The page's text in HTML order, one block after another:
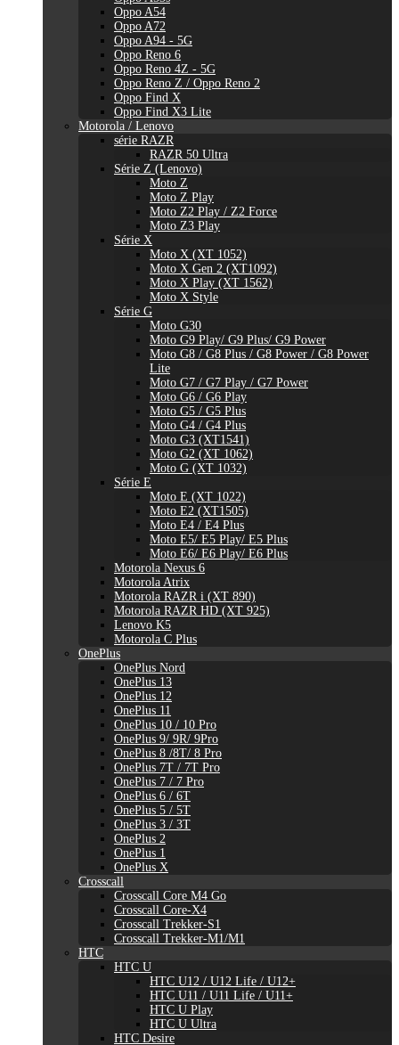
Oppo A54
Oppo A72
Oppo A94 - 5G
Oppo Reno 6
Oppo Reno 4Z - 5G
Oppo Reno Z / Oppo Reno 2
Oppo Find X
Oppo Find X3 Lite
Motorola / Lenovo
série RAZR
RAZR 50 Ultra
Série Z (Lenovo)
Moto Z
Moto Z Play
Moto Z2 Play / Z2 Force
Moto Z3 Play
Série X
Moto X (XT 1052)
Moto X Gen 2 (XT1092)
Moto X Play (XT 1562)
Moto X Style
Série G
Moto G30
Moto G9 Play/ G9 Plus/ G9 Power
Moto G8 / G8 Plus / G8 Power / G8 Power
Lite
Moto G7 / G7 Play / G7 Power
Moto G6 / G6 Play
Moto G5 / G5 Plus
Moto G4 / G4 Plus
Moto G3 (XT1541)
Moto G2 (XT 1062)
Moto G (XT 1032)
Série E
Moto E (XT 1022)
Moto E2 (XT1505)
Moto E4 / E4 Plus
Moto E5/ E5 Play/ E5 Plus
Moto E6/ E6 Play/ E6 Plus
Motorola Nexus 6
Motorola Atrix
Motorola RAZR i (XT 890)
Motorola RAZR HD (XT 925)
Lenovo K5
Motorola C Plus
OnePlus
OnePlus Nord
OnePlus 13
OnePlus 12
OnePlus 11
OnePlus 10 / 10 Pro
OnePlus 9/ 9R/ 9Pro
OnePlus 8 /8T/ 8 Pro
OnePlus 7T / 7T Pro
OnePlus 7 / 7 Pro
OnePlus 6 / 6T
OnePlus 5 / 5T
OnePlus 3 / 3T
OnePlus 2
OnePlus 1
OnePlus X
Crosscall
Crosscall Core M4 Go
Crosscall Core-X4
Crosscall Trekker-S1
Crosscall Trekker-M1/M1
HTC
HTC U
HTC U12 / U12 Life / U12+
HTC U11 / U11 Life / U11+
HTC U Play
HTC U Ultra
HTC Desire